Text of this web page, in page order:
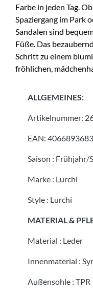
Farbe in jeden Tag.
Spaziergang im Park
Sandalen sind
Füße. Das
Schritt zu einem
fröhlichen,
ALLGEMEINES:
Artikelnummer:
EAN:
Saison : Frühjahr/
Marke : Lurchi
Style : Lurchi
MATERIAL &
Material : Leder
Innenmaterial :
Außensohle : TPR